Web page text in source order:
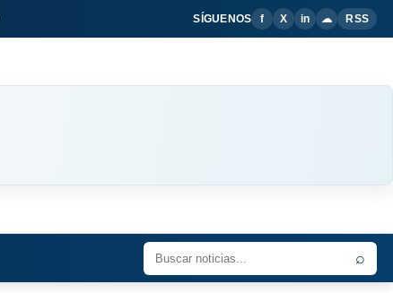
SÍGUENOS f X in ☁ RSS
⌕